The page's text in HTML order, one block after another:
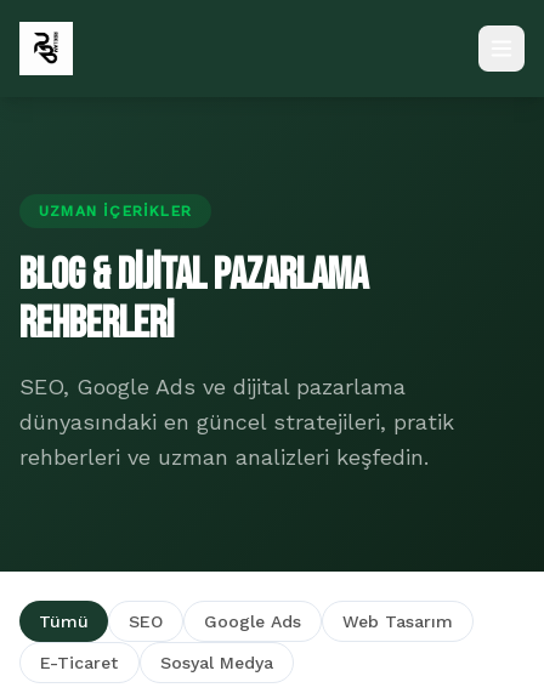
UZMAN İÇERIKLER
Blog & Dijital Pazarlama
Rehberleri
SEO, Google Ads ve dijital pazarlama
dünyasındaki en güncel stratejileri, pratik
rehberleri ve uzman analizleri keşfedin.
Tümü SEO Google Ads Web Tasarım
E-Ticaret Sosyal Medya